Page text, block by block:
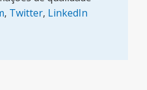
, Twitter, LinkedIn